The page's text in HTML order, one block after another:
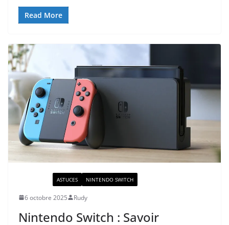
Read More
ASTUCES NINTENDO SWITCH
6 octobre 2025 Rudy
Nintendo Switch : Savoir